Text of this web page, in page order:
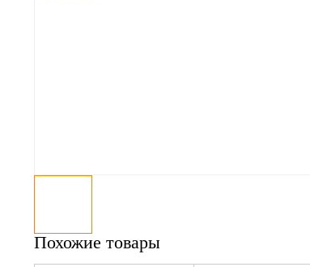
Похожие товары